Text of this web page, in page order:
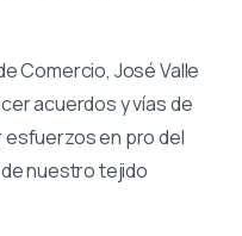
Comercio, José Valle
acuerdos y vías de
en pro del
nuestro tejido